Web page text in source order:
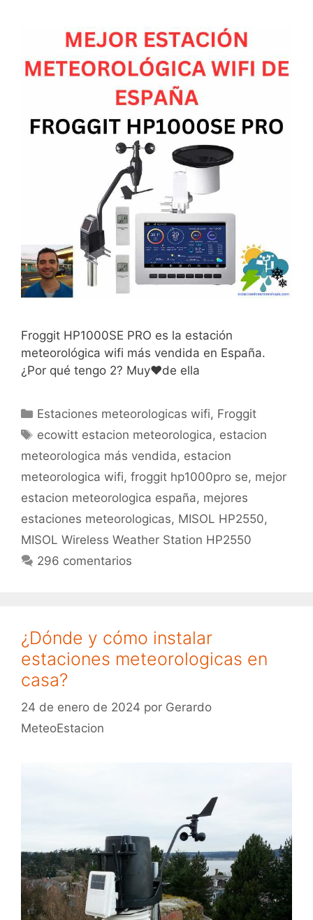
Froggit HP1000SE PRO es la estación
meteorológica wifi más vendida en España.
¿Por qué tengo 2? Muy❤️de ella
Categorías
Estaciones meteorologicas wifi, Froggit
Etiquetas
ecowitt estacion meteorologica, estacion
meteorologica más vendida, estacion
meteorologica wifi, froggit hp1000pro se, mejor
estacion meteorologica españa, mejores
estaciones meteorologicas, MISOL HP2550,
MISOL Wireless Weather Station HP2550
296 comentarios
¿Dónde y cómo instalar
estaciones meteorologicas en
casa?
24 de enero de 2024 por Gerardo
MeteoEstacion